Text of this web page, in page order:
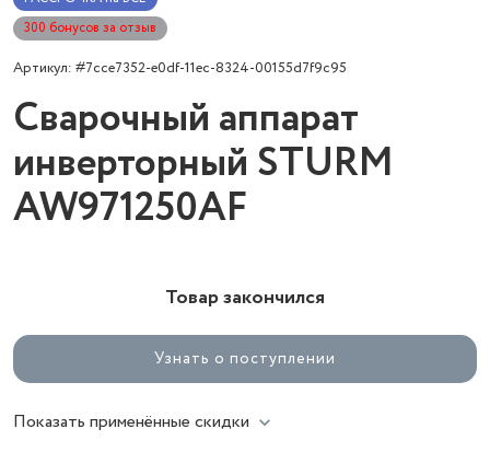
300 бонусов за отзыв
Артикул: #7cce7352-e0df-11ec-8324-00155d7f9c95
Сварочный аппарат
инверторный STURM
AW971250AF
Товар закончился
Узнать о поступлении
Показать применённые скидки